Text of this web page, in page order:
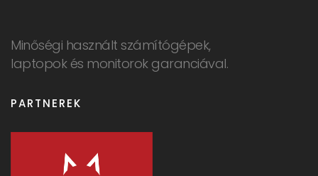
Minőségi használt számítógépek,
laptopok és monitorok garanciával.
PARTNEREK